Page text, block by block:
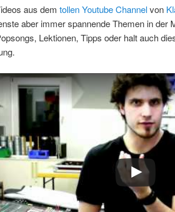
aus dem tollen Youtube Channelvon
aber immer spannende Themen in der
Lektionen, Tipps oder halt auch